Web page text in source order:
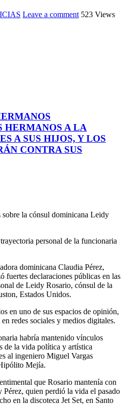
Leave a comment 523 Views
HERMANOS A LA
A SUS HIJOS, Y LOS
CONTRA SUS
la cónsul dominicana Leidy
personal de la funcionaria
dominicana Claudia Pérez,
fuertes declaraciones públicas en las
de Leidy Rosario, cónsul de la
Estados Unidos.
en uno de sus espacios de opinión,
redes sociales y medios digitales.
habría mantenido vínculos
de la vida política y artística
al ingeniero Miguel Vargas
Mejía.
que Rosario mantenía con
quien perdió la vida el pasado
en la discoteca Jet Set, en Santo